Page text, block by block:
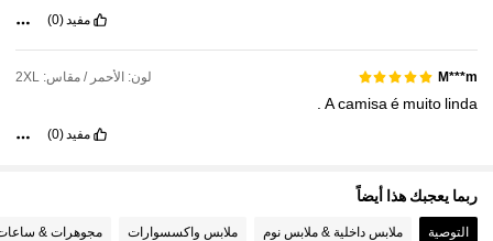
مفيد(0)
M***m لون: الأحمر / مقاس: 2XL
Acamisa é muito linda
مفيد(0)
ربما يعجبك هذا أيضاً
التوصية ملابس داخلية & ملابس نوم ملابس واكسسوارات مجوهرات &